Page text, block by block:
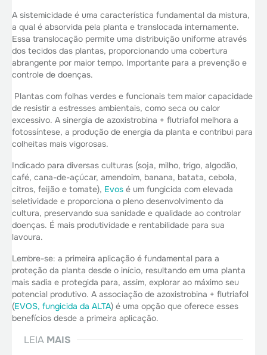
A sistemicidade é uma característica fundamental da mistura,
a qual é absorvida pela planta e translocada internamente.
Essa translocação permite uma distribuição uniforme através
dos tecidos das plantas, proporcionando uma cobertura
abrangente por maior tempo. Importante para a prevenção e
controle de doenças.
Plantas com folhas verdes e funcionais tem maior capacidade
de resistir a estresses ambientais, como seca ou calor
excessivo. A sinergia de azoxistrobina + flutriafol melhora a
fotossíntese, a produção de energia da planta e contribui para
colheitas mais vigorosas.
Indicado para diversas culturas (soja, milho, trigo, algodão,
café, cana-de-açúcar, amendoim, banana, batata, cebola,
citros, feijão e tomate), Evos é um fungicida com elevada
seletividade e proporciona o pleno desenvolvimento da
cultura, preservando sua sanidade e qualidade ao controlar
doenças. É mais produtividade e rentabilidade para sua
lavoura.
Lembre-se: a primeira aplicação é fundamental para a
proteção da planta desde o início, resultando em uma planta
mais sadia e protegida para, assim, explorar ao máximo seu
potencial produtivo. A associação de azoxistrobina + flutriafol
(EVOS, fungicida da ALTA) é uma opção que oferece esses
benefícios desde a primeira aplicação.
LEIA MAIS